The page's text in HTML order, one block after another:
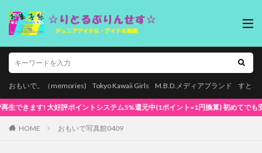
おもいで。（memories) Tokyo Kawaii Girls M.B.D.メディアブランド すとろ
評ポイントシステム5%還元中(1ポイント=1円換算) 初めてでも安心な簡単視聴
HOME おもいで写真館0409